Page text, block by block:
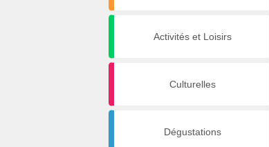
Activités et Loisirs
Culturelles
Dégustations